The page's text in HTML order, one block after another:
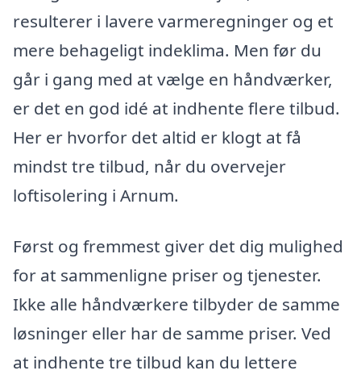
resulterer i lavere varmeregninger og et
mere behageligt indeklima. Men før du
går i gang med at vælge en håndværker,
er det en god idé at indhente flere tilbud.
Her er hvorfor det altid er klogt at få
mindst tre tilbud, når du overvejer
loftisolering i Arnum.
Først og fremmest giver det dig mulighed
for at sammenligne priser og tjenester.
Ikke alle håndværkere tilbyder de samme
løsninger eller har de samme priser. Ved
at indhente tre tilbud kan du lettere